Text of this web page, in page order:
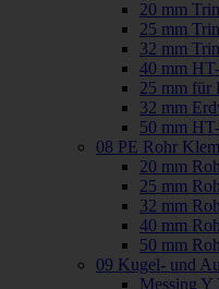
20 mm
25 mm
32 mm
40 mm
25 mm für
32 mm
50 mm
08 PE Rohr
20 mm
25 mm
32 mm
40 mm
50 mm
09 Kugel- und
Messing Y